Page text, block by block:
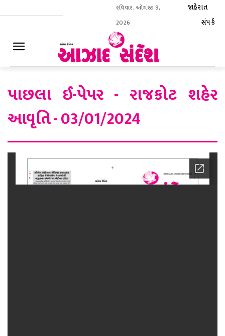
રવિવાર, ઓગસ્ટ 9,
2026
જાહેરાત
સંપર્ક
પાછલા ઈ-પેપર - રાજકોટ શહેર
આવૃતિ - 03/01/2024